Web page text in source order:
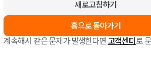
새로고침하기
홈으로 돌아가기
계속해서 같은 문제가 발생한다면 고객센터로